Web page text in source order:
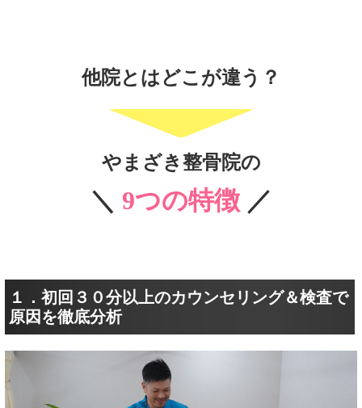
他院とはどこが違う？
やまざき整骨院の
＼ 9つの特徴 ／
１．初回３０分以上のカウンセリング＆検査で
原因を徹底分析